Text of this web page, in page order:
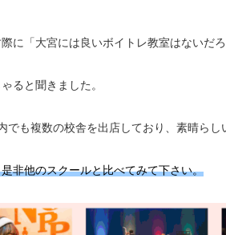
に「大宮には良いボイトレ教室はないだろ
ると聞きました。
も複数の校舎を出店しており、素晴らし
非他のスクールと比べてみて下さい。